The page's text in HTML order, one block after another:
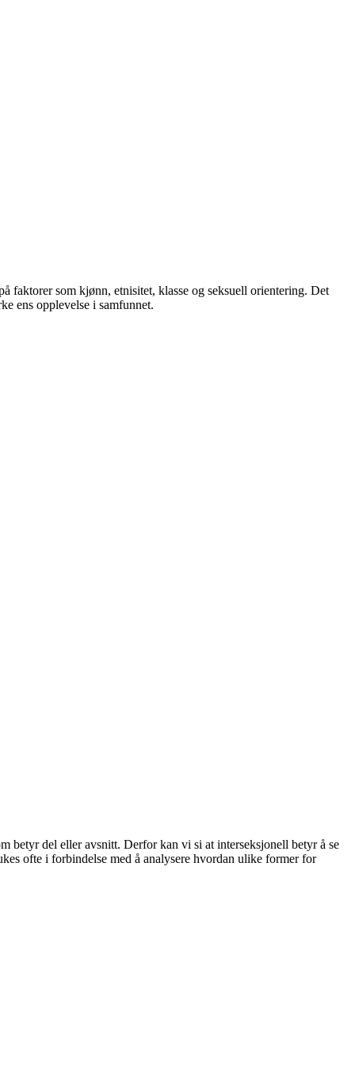
faktorer som kjønn, etnisitet, klasse og seksuell orientering. Det
ens opplevelse i samfunnet.
betyr del eller avsnitt. Derfor kan vi si at interseksjonell betyr å se
ofte i forbindelse med å analysere hvordan ulike former for